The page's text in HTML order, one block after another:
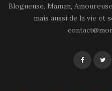
Blogueuse, Maman,
mais aussi de la vie et